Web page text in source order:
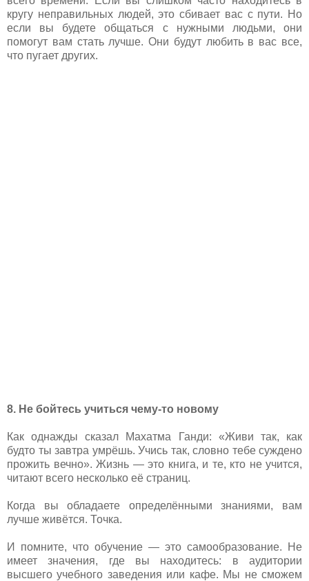
кругу неправильных людей, это сбивает вас с пути. Но
если вы будете общаться с нужными людьми, они
помогут вам стать лучше. Они будут любить в вас все,
что пугает других.
8. Не бойтесь учиться чему-то новому
Как однажды сказал Махатма Ганди: «Живи так, как
будто ты завтра умрёшь. Учись так, словно тебе суждено
прожить вечно». Жизнь — это книга, и те, кто не учится,
читают всего несколько её страниц.
Когда вы обладаете определёнными знаниями, вам
лучше живётся. Точка.
И помните, что обучение — это самообразование. Не
имеет значения, где вы находитесь: в аудитории
высшего учебного заведения или кафе. Мы не сможем